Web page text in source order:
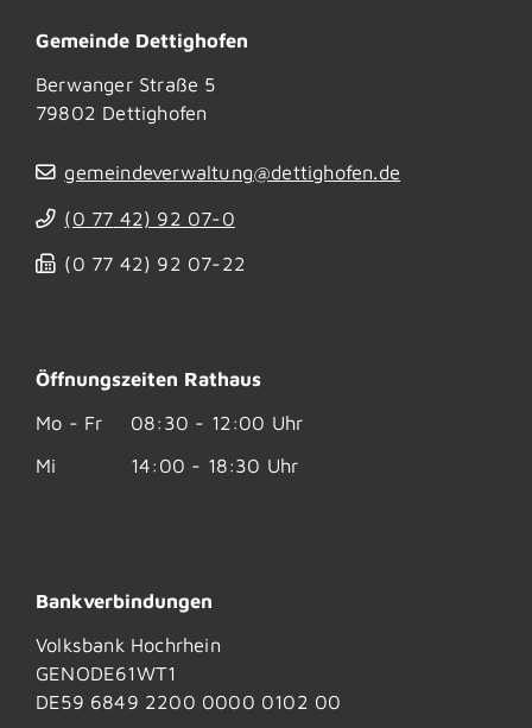
Gemeinde Dettighofen
Berwanger Straße 5
79802 Dettighofen
gemeindeverwaltung@dettighofen.de
(0 77 42) 92 07-0
(0 77 42) 92 07-22
Öffnungszeiten Rathaus
Mo - Fr
08:30 - 12:00 Uhr
Mi
14:00 - 18:30 Uhr
Bankverbindungen
Volksbank Hochrhein
GENODE61WT1
DE59 6849 2200 0000 0102 00